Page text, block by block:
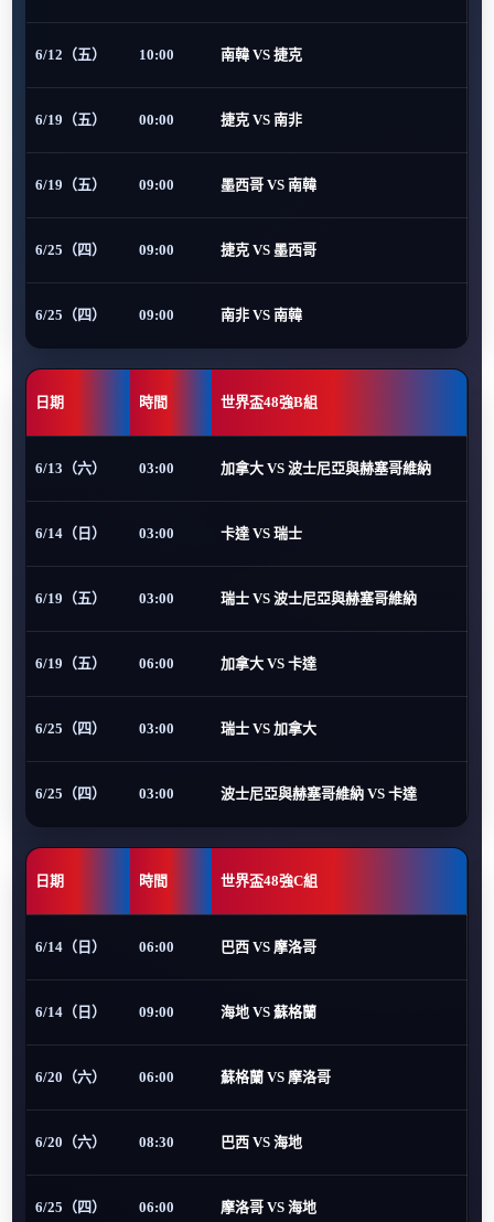
6/12（五） 10:00 南韓 VS 捷克
6/19（五） 00:00 捷克 VS 南非
6/19（五） 09:00 墨西哥 VS 南韓
6/25（四） 09:00 捷克 VS 墨西哥
6/25（四） 09:00 南非 VS 南韓
日期 時間 世界盃48強B組
6/13（六） 03:00 加拿大 VS 波士尼亞與赫塞哥維納
6/14（日） 03:00 卡達 VS 瑞士
6/19（五） 03:00 瑞士 VS 波士尼亞與赫塞哥維納
6/19（五） 06:00 加拿大 VS 卡達
6/25（四） 03:00 瑞士 VS 加拿大
6/25（四） 03:00 波士尼亞與赫塞哥維納 VS 卡達
日期 時間 世界盃48強C組
6/14（日） 06:00 巴西 VS 摩洛哥
6/14（日） 09:00 海地 VS 蘇格蘭
6/20（六） 06:00 蘇格蘭 VS 摩洛哥
6/20（六） 08:30 巴西 VS 海地
6/25（四） 06:00 摩洛哥 VS 海地